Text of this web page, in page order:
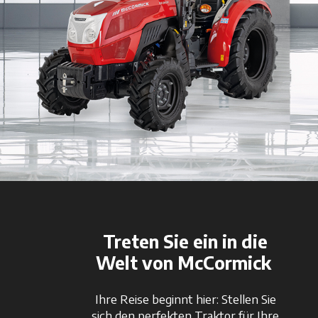
Treten Sie ein in die
Welt von McCormick
Ihre Reise beginnt hier: Stellen Sie